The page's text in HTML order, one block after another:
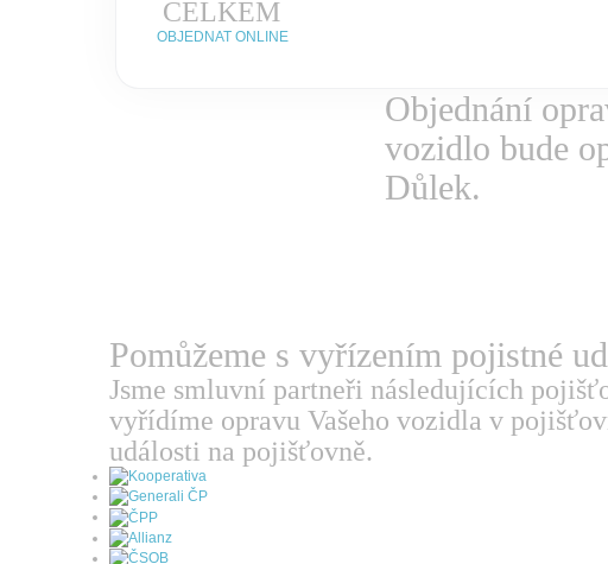
CELKEM
OBJEDNAT ONLINE
Objednání
vozidlo bude
Důlek.
Pomůžeme s vyřízením pojistné
Jsme smluvní partneři následujících
vyřídíme opravu Vašeho vozidla v
události na pojišťovně.